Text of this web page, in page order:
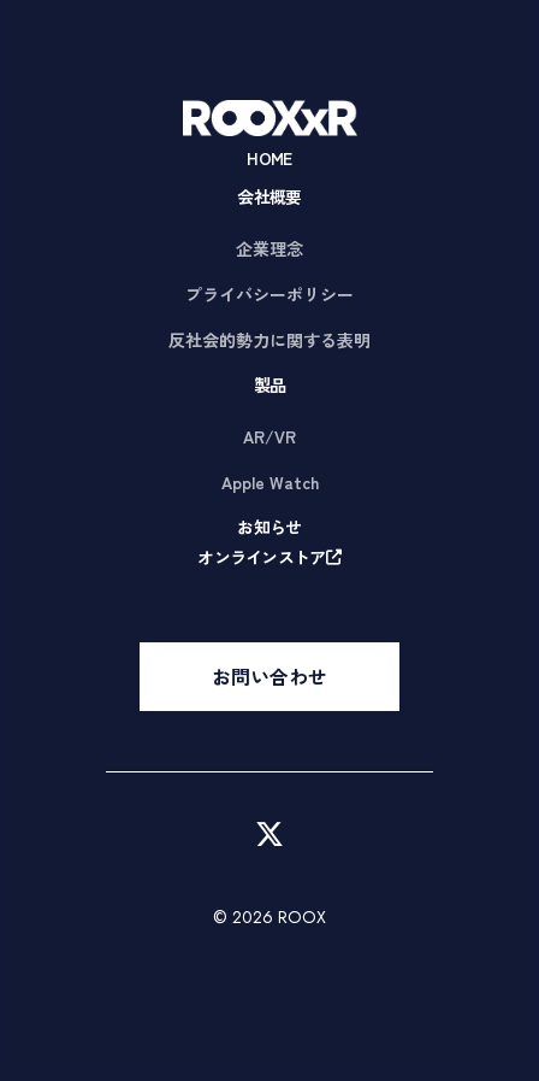
HOME
会社概要
企業理念
プライバシーポリシー
反社会的勢力に関する表明
製品
AR/VR
Apple Watch
お知らせ
オンラインストア
お問い合わせ
© 2026 ROOX